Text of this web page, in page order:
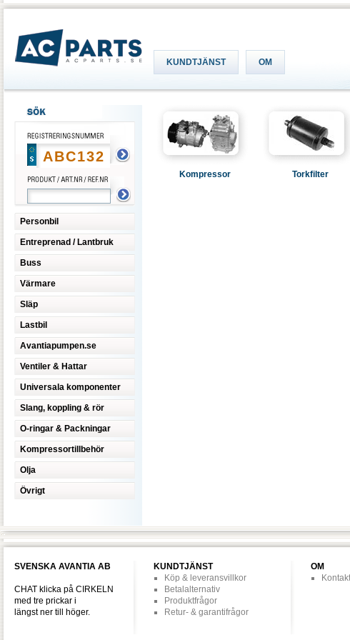
KUNDTJÄNST OM
Personbil
Entreprenad / Lantbruk
Buss
Värmare
Släp
Lastbil
Avantiapumpen.se
Ventiler & Hattar
Universala komponenter
Slang, koppling & rör
O-ringar & Packningar
Kompressortillbehör
Olja
Övrigt
Kompressor Torkfilter
SVENSKA AVANTIA AB
CHAT klicka på CIRKELN
med tre prickar i
längst ner till höger.
KUNDTJÄNST
Köp & leveransvillkor
Betalalternativ
Produktfrågor
Retur- & garantifrågor
OM